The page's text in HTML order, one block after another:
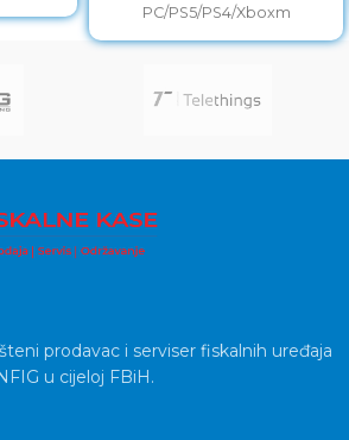
PC/PS5/PS4/Xboxm
SeriesX/S/Switch/OLED/Lite,
prodavac i serviser fiskalnih uređaja
u cijeloj FBiH.